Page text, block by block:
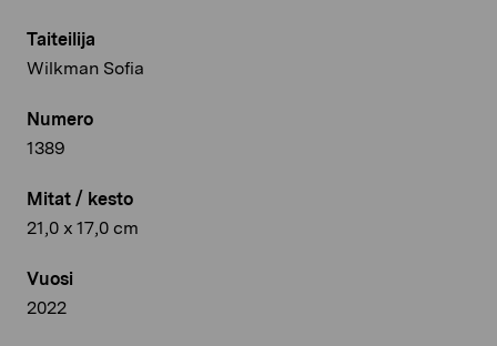
Taiteilija
Wilkman Sofia
Numero
1389
Mitat / kesto
21,0 x 17,0 cm
Vuosi
2022